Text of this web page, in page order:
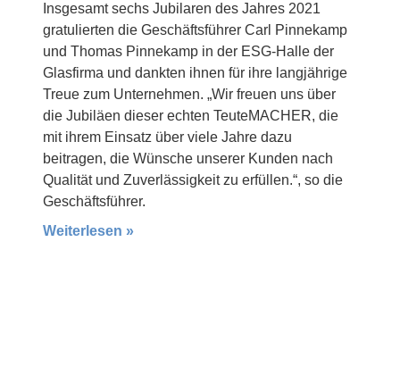
Insgesamt sechs Jubilaren des Jahres 2021
gratulierten die Geschäftsführer Carl Pinnekamp
und Thomas Pinnekamp in der ESG-Halle der
Glasfirma und dankten ihnen für ihre langjährige
Treue zum Unternehmen. „Wir freuen uns über
die Jubiläen dieser echten TeuteMACHER, die
mit ihrem Einsatz über viele Jahre dazu
beitragen, die Wünsche unserer Kunden nach
Qualität und Zuverlässigkeit zu erfüllen.“, so die
Geschäftsführer.
Weiterlesen »